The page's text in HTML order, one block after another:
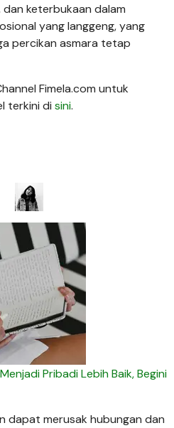
keterbukaan dalam
yang langgeng, yang
percikan asmara tetap
Fimela.com untuk
terkini di sini.
Pribadi Lebih Baik, Begini
dapat merusak hubungan dan